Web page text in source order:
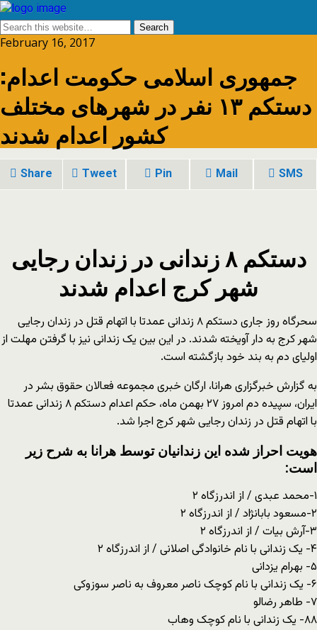
February 16, 2017
جمهوری اسلامی حکومت اعدام:
دستکم ۱۳ نفر در شهرهای مختلف
کشور اعدام شدند
Share Tweet Pin Mail SMS
دستکم ۸ زندانی در زندان رجایی
شهر کرج اعدام شدند
سحرگاه روز جاری دستکم ۸ زندانی عمدتا با اتهام قتل در زندان رجایی
شهر کرج به دار آویخته شدند. در این بین یک زندانی نیز با گرفتن مهلت از
اولیای دم به بند خود بازگشته است.
به گزارش خبرگزاری هرانا، ارگان خبری مجموعه فعالان حقوق بشر در
ایران، سپیده دم امروز ۲۷ بهمن ماه، حکم اعدام دستکم ۸ زندانی عمدتا
با اتهام قتل در زندان رجایی شهر کرج اجرا شد.
هویت احراز شده این زندانیان توسط هرانا به شرح زیر
است:
۱-محمد عبدی / از اندرزگاه ۲
۲-مسعود بابانژاد / از اندرزگاه ۲
۳-آرش بیات / از اندرزگاه ۲
۴- یک زندانی با نام خانوادگی اصلانی / از اندرزگاه ۲
۵- بهرام یزدانی
۶- یک زندانی با نام کوچک ناصر معروف به ناصر سوزوکی
۷- طاهر رضالو
۸۸- یک زندانی با نام کوچک وهاب